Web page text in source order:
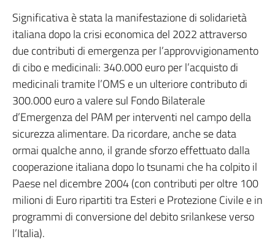
Significativa è stata la manifestazione di solidarietà
italiana dopo la crisi economica del 2022 attraverso
due contributi di emergenza per l’approvvigionamento
di cibo e medicinali: 340.000 euro per l’acquisto di
medicinali tramite l’OMS e un ulteriore contributo di
300.000 euro a valere sul Fondo Bilaterale
d’Emergenza del PAM per interventi nel campo della
sicurezza alimentare. Da ricordare, anche se data
ormai qualche anno, il grande sforzo effettuato dalla
cooperazione italiana dopo lo tsunami che ha colpito il
Paese nel dicembre 2004 (con contributi per oltre 100
milioni di Euro ripartiti tra Esteri e Protezione Civile e in
programmi di conversione del debito srilankese verso
l’Italia).